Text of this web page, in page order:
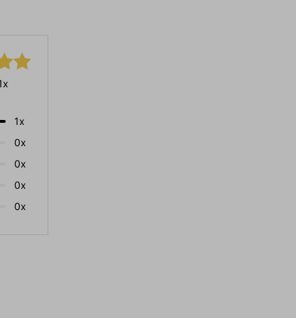
1x
0x
0x
0x
0x